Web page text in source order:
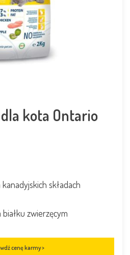
kota Ontario
składach
zwierzęcym
cenę karmy >